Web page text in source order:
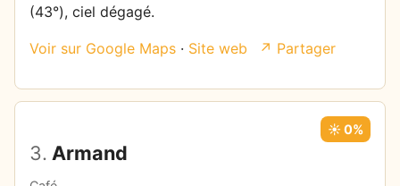
(43°), ciel dégagé.
Voir sur Google Maps · Site web ↗ Partager
3. Armand
☀️ 0%